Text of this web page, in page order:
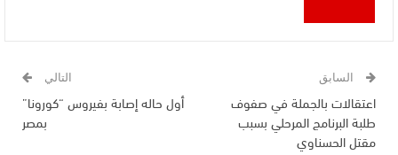
السابق
اعتقالات بالجملة في صفوف
طلبة البرنامج المرحلي بسبب
مقتل الحسناوي
التالي
أول حاله إصابة بفيروس “كورونا”
بمصر